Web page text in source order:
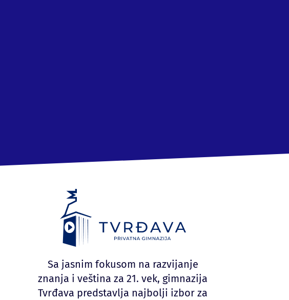
Sa jasnim fokusom na razvijanje
znanja i veština za 21. vek, gimnazija
Tvrđava predstavlja najbolji izbor za